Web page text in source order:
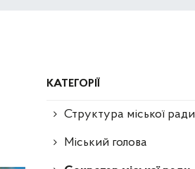
КАТЕГОРІЇ
Структура міської ради
Міський голова